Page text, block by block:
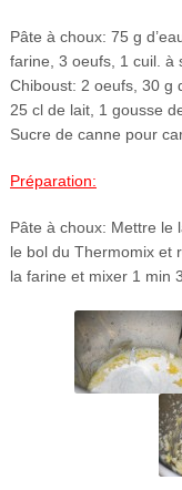
Pâte à choux: 75 g
farine, 3 oeufs, 1 cuil. à
Chiboust: 2 oeufs, 30 g
25 cl de lait, 1 gousse
Sucre de canne pour
Préparation:
Pâte à choux: Mettre le
le bol du Thermomix et
la farine et mixer 1 min